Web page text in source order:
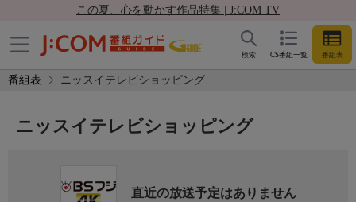
この夏、心を動かす作品特集 | J:COM TV
CS番組一覧 番組表
検索
番組表 ニッスイテレビショッピング
ニッスイテレビショッピング
直近の放送予定はありません